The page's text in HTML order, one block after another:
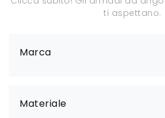
Marca
Materiale
ti aspettano.